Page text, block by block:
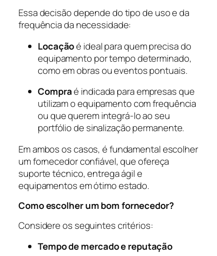
Essa decisão depende do tipo de uso e da
frequência da necessidade:
Locaçãoé ideal para quem precisa do
equipamento por tempo determinado,
como em obras ou eventos pontuais.
Compraé indicada para empresas que
utilizam o equipamento com frequência
ou que querem integrá-lo ao seu
portfólio de sinalização permanente.
Em ambos os casos, é fundamental escolher
um fornecedor confiável, que ofereça
suporte técnico, entrega ágil e
equipamentos em ótimo estado.
Como escolher um bom fornecedor?
Considere os seguintes critérios:
Tempo de mercado e reputação